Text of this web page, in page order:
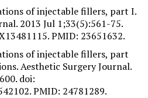
of injectable fillers, part I.
2013 Jul 1;33(5):561-75.
PMID: 23651632.
of injectable fillers, part
Aesthetic Surgery Journal.
doi:
PMID: 24781289.